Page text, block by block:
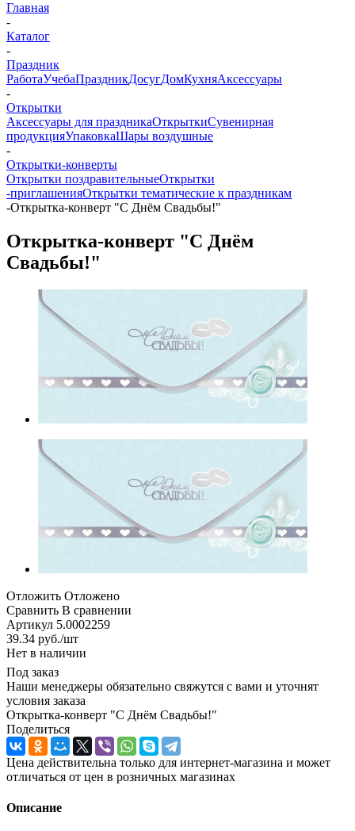
Главная
-
Каталог
-
Праздник
РаботаУчебаПраздникДосугДомКухняАксессуары
-
Открытки
Аксессуары для праздникаОткрыткиСувенирная
продукцияУпаковкаШары воздушные
-
Открытки-конверты
Открытки поздравительныеОткрытки
-приглашенияОткрытки тематические к праздникам
-Открытка-конверт "С Днём Свадьбы!"
Открытка-конверт "С Днём
Свадьбы!"
Отложить Отложено
Сравнить В сравнении
Артикул 5.0002259
39.34 руб./шт
Нет в наличии
Под заказ
Наши менеджеры обязательно свяжутся с вами и уточнят
условия заказа
Открытка-конверт "С Днём Свадьбы!"
Поделиться
Цена действительна только для интернет-магазина и может
отличаться от цен в розничных магазинах
Описание